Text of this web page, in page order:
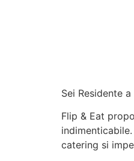
Sei Residente a
Flip & Eat
catering si